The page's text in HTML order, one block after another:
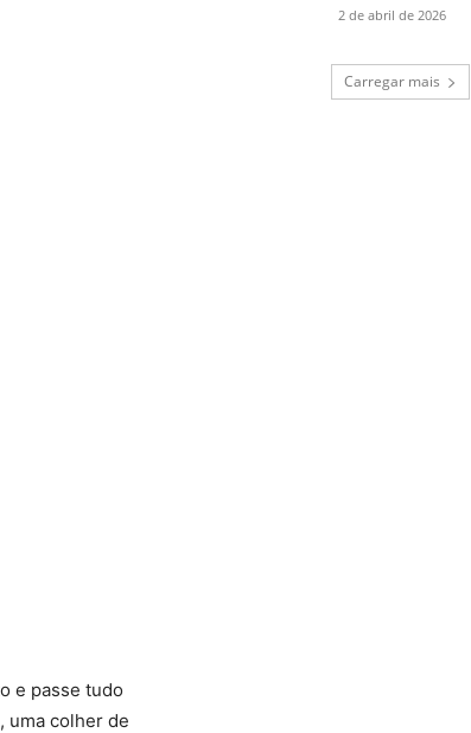
e passe tudo
uma colher de
2 de abril de 2026
Carregar mais